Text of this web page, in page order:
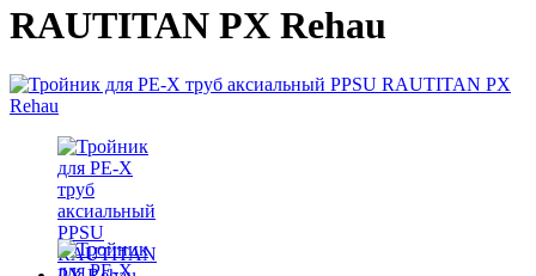
RAUTITAN PX Rehau